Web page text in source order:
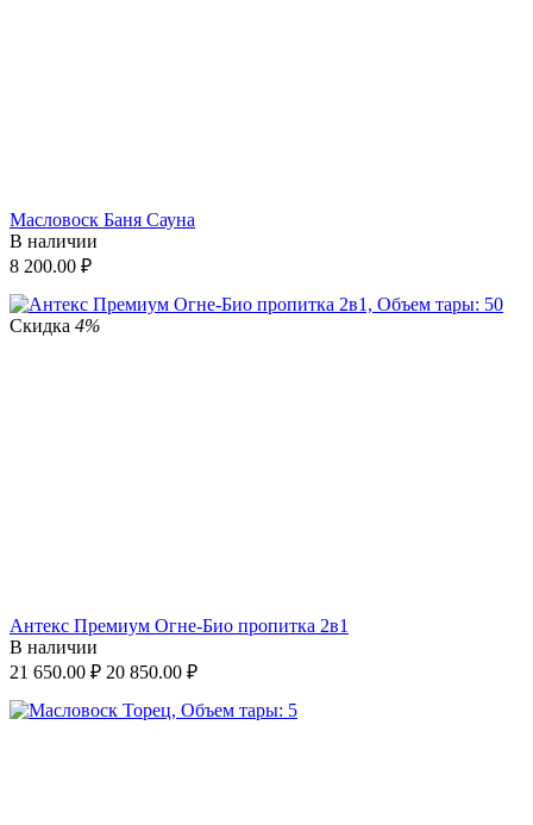
Масловоск Баня Сауна
В наличии
8 200.00 ₽
Скидка 4%
Антекс Премиум Огне-Био пропитка 2в1
В наличии
21 650.00 ₽ 20 850.00 ₽